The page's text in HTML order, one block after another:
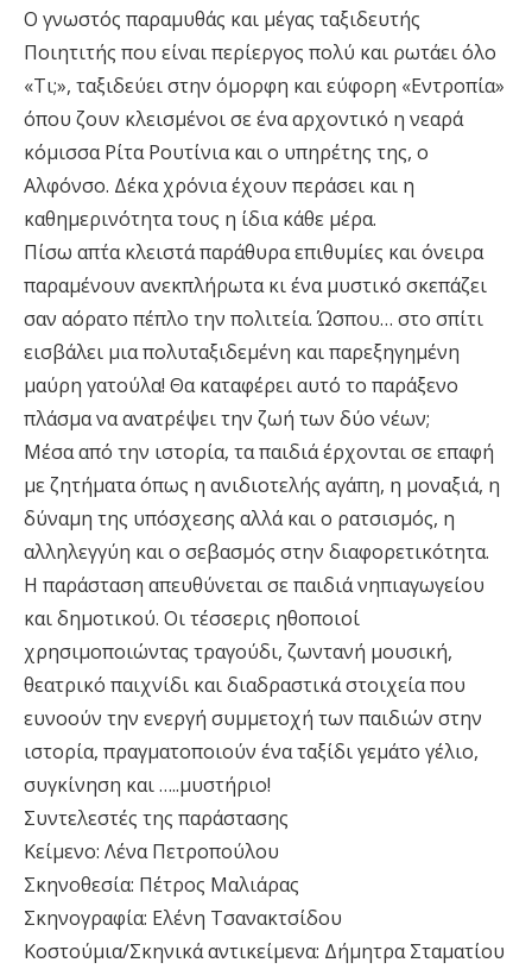
Ο γνωστός παραμυθάς και μέγας ταξιδευτής
Ποιητιτής που είναι περίεργος πολύ και ρωτάει όλο
«Τι;», ταξιδεύει στην όμορφη και εύφορη «Εντροπία»
όπου ζουν κλεισμένοι σε ένα αρχοντικό η νεαρά
κόμισσα Ρίτα Ρουτίνια και ο υπηρέτης της, ο
Αλφόνσο. Δέκα χρόνια έχουν περάσει και η
καθημερινότητα τους η ίδια κάθε μέρα.
Πίσω απ΄τα κλειστά παράθυρα επιθυμίες και όνειρα
παραμένουν ανεκπλήρωτα κι ένα μυστικό σκεπάζει
σαν αόρατο πέπλο την πολιτεία. Ώσπου… στο σπίτι
εισβάλει μια πολυταξιδεμένη και παρεξηγημένη
μαύρη γατούλα! Θα καταφέρει αυτό το παράξενο
πλάσμα να ανατρέψει την ζωή των δύο νέων;
Μέσα από την ιστορία, τα παιδιά έρχονται σε επαφή
με ζητήματα όπως η ανιδιοτελής αγάπη, η μοναξιά, η
δύναμη της υπόσχεσης αλλά και ο ρατσισμός, η
αλληλεγγύη και ο σεβασμός στην διαφορετικότητα.
Η παράσταση απευθύνεται σε παιδιά νηπιαγωγείου
και δημοτικού. Οι τέσσερις ηθοποιοί
χρησιμοποιώντας τραγούδι, ζωντανή μουσική,
θεατρικό παιχνίδι και διαδραστικά στοιχεία που
ευνοούν την ενεργή συμμετοχή των παιδιών στην
ιστορία, πραγματοποιούν ένα ταξίδι γεμάτο γέλιο,
συγκίνηση και …..μυστήριο!
Συντελεστές της παράστασης
Κείμενο: Λένα Πετροπούλου
Σκηνοθεσία: Πέτρος Μαλιάρας
Σκηνογραφία: Ελένη Τσανακτσίδου
Κοστούμια/Σκηνικά αντικείμενα: Δήμητρα Σταματίου